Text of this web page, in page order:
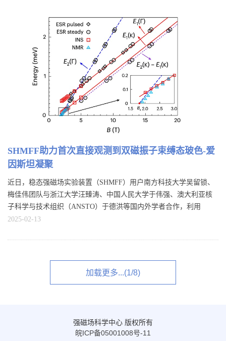
SHMFF助力首次直接观测到双磁振子束缚态玻色-爱
因斯坦凝聚
近日，稳态强磁场实验装置（SHMFF）用户南方科技大学吴留锁、
梅佳伟团队与浙江大学汪臻涛、中国人民大学于伟强、澳大利亚核
子科学与技术组织（ANSTO）于德洪等国内外学者合作，利用
SHMFF 所属多频高场电子自旋共振谱仪（MFHF ESR），在三角晶
2025-02-13
加载更多...(1/8)
强磁场科学中心 版权所有
皖ICP备05001008号-11